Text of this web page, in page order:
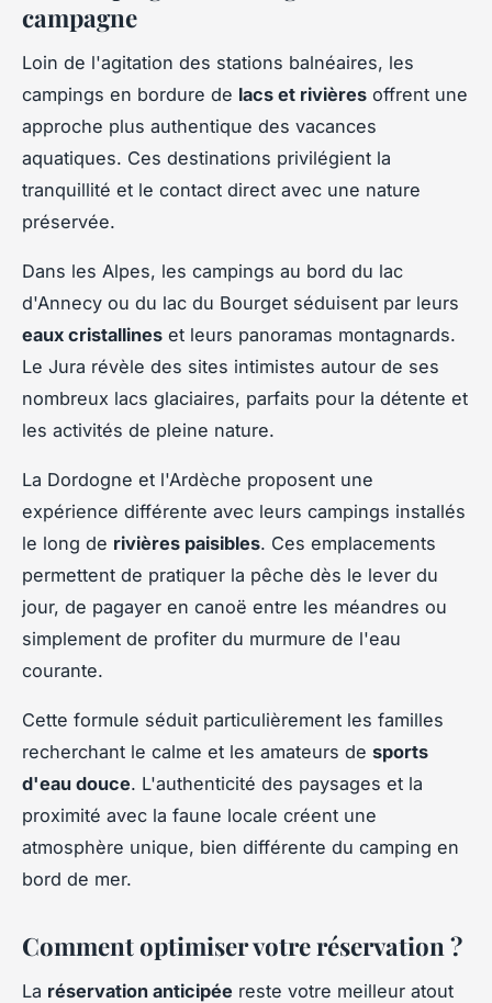
campagne
Loin de l'agitation des stations balnéaires, les
campings en bordure de lacs et rivières offrent une
approche plus authentique des vacances
aquatiques. Ces destinations privilégient la
tranquillité et le contact direct avec une nature
préservée.
Dans les Alpes, les campings au bord du lac
d'Annecy ou du lac du Bourget séduisent par leurs
eaux cristallines et leurs panoramas montagnards.
Le Jura révèle des sites intimistes autour de ses
nombreux lacs glaciaires, parfaits pour la détente et
les activités de pleine nature.
La Dordogne et l'Ardèche proposent une
expérience différente avec leurs campings installés
le long de rivières paisibles. Ces emplacements
permettent de pratiquer la pêche dès le lever du
jour, de pagayer en canoë entre les méandres ou
simplement de profiter du murmure de l'eau
courante.
Cette formule séduit particulièrement les familles
recherchant le calme et les amateurs de sports
d'eau douce. L'authenticité des paysages et la
proximité avec la faune locale créent une
atmosphère unique, bien différente du camping en
bord de mer.
Comment optimiser votre réservation ?
La réservation anticipée reste votre meilleur atout